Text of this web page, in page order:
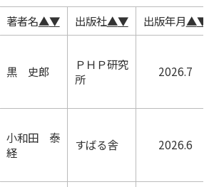
著者名▲▼ 出版社▲▼ 出版年月▲▼
黒 史郎
ＰＨＰ研究
所
2026.7
小和田 泰
経
すばる舎 2026.6